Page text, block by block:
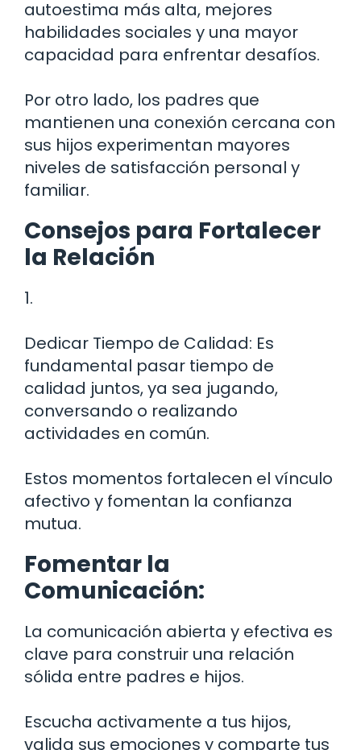
autoestima más alta, mejores
habilidades sociales y una mayor
capacidad para enfrentar desafíos.
Por otro lado, los padres que
mantienen una conexión cercana con
sus hijos experimentan mayores
niveles de satisfacción personal y
familiar.
Consejos para Fortalecer
la Relación
1.
Dedicar Tiempo de Calidad: Es
fundamental pasar tiempo de
calidad juntos, ya sea jugando,
conversando o realizando
actividades en común.
Estos momentos fortalecen el vínculo
afectivo y fomentan la confianza
mutua.
Fomentar la
Comunicación:
La comunicación abierta y efectiva es
clave para construir una relación
sólida entre padres e hijos.
Escucha activamente a tus hijos,
valida sus emociones y comparte tus